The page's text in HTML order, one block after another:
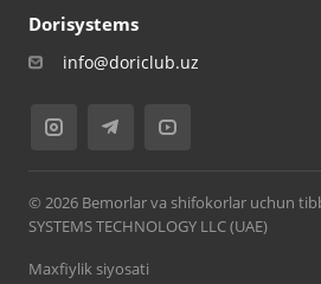
Dorisystems
info@doriclub.uz
© 2026 Bemorlar va shifokorlar uchun
SYSTEMS TECHNOLOGY LLC (UAE)
Maxfiylik siyosati